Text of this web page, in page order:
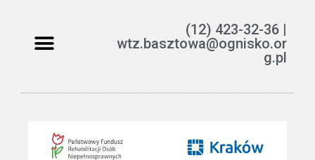
(12) 423-32-36 |
wtz.basztowa@ognisko.or
g.pl